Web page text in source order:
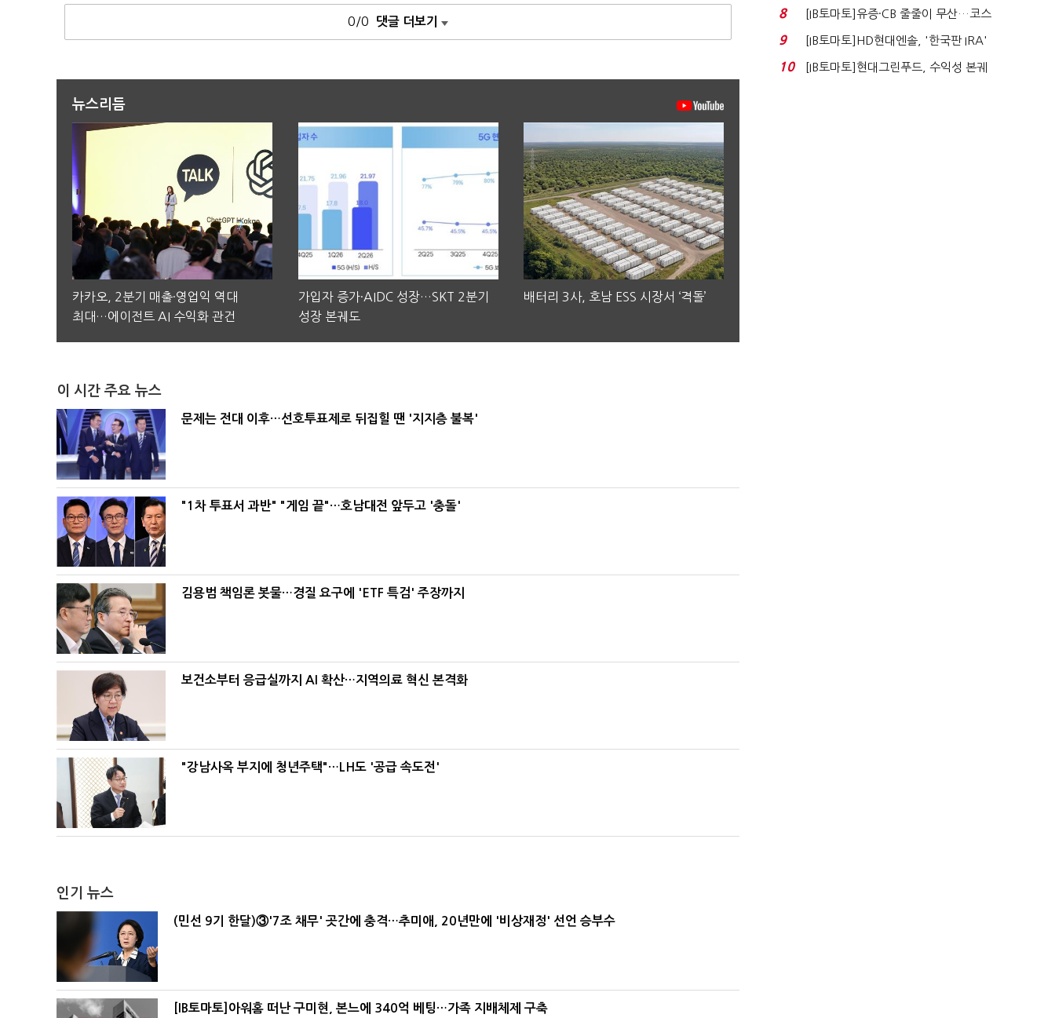
0/0 댓글 더보기
뉴스리듬
카카오, 2분기 매출·영업익 역대
최대…에이전트 AI 수익화 관건
가입자 증가·AIDC 성장…SKT 2분기
성장 본궤도
배터리 3사, 호남 ESS 시장서 ‘격돌’
이 시간 주요 뉴스
문제는 전대 이후…선호투표제로 뒤집힐 땐 '지지층 불복'
"1차 투표서 과반" "게임 끝"…호남대전 앞두고 '충돌'
김용범 책임론 봇물…경질 요구에 'ETF 특검' 주장까지
보건소부터 응급실까지 AI 확산…지역의료 혁신 본격화
"강남사옥 부지에 청년주택"…LH도 '공급 속도전'
인기 뉴스
(민선 9기 한달)③'7조 채무' 곳간에 충격…추미애, 20년만에 '비상재정' 선언 승부수
[IB토마토]아워홈 떠난 구미현, 본느에 340억 베팅…가족 지배체제 구축
자 첫날 매도…FI ...
8
[IB토마토]유증·CB 줄줄이 무산…코스
닥 벌점 급증에 ...
9
[IB토마토]HD현대엔솔, '한국판 IRA'
수혜 부상…세액공...
10
[IB토마토]현대그린푸드, 수익성 본궤